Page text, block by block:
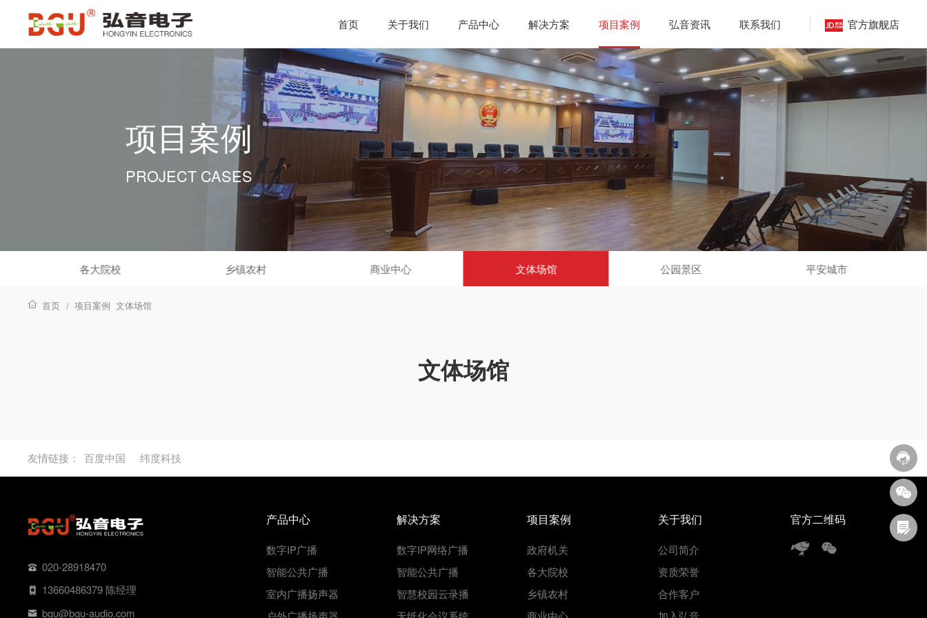
首页 关于我们 产品中心 解决方案 项目案例 弘音资讯 联系我们 官方旗舰店
项目案例
PROJECT CASES
各大院校 乡镇农村 商业中心 文体场馆 公园景区 平安城市
首页 / 项目案例 文体场馆
文体场馆
友情链接： 百度中国 纬度科技
020-28918470
13660486379 陈经理
bgu@bgu-audio.com
产品中心
数字IP广播
智能公共广播
室内广播扬声器
解决方案
数字IP网络广播
智能公共广播
智慧校园云录播
项目案例
政府机关
各大院校
乡镇农村
关于我们
公司简介
资质荣誉
合作客户
官方二维码